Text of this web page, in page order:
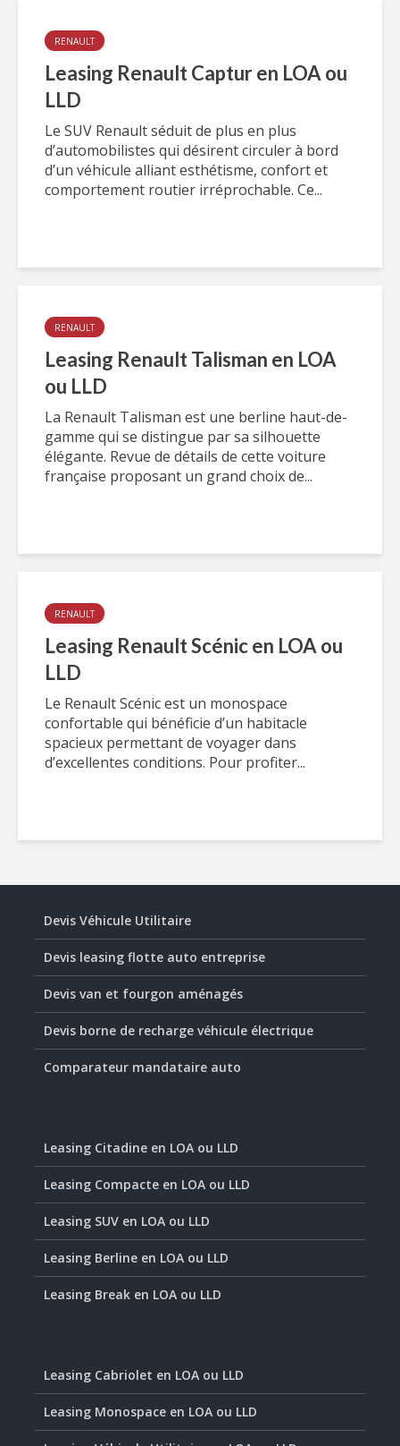
RENAULT
Leasing Renault Captur en LOA ou
LLD
Le SUV Renault séduit de plus en plus
d’automobilistes qui désirent circuler à bord
d’un véhicule alliant esthétisme, confort et
comportement routier irréprochable. Ce...
RENAULT
Leasing Renault Talisman en LOA
ou LLD
La Renault Talisman est une berline haut-de-
gamme qui se distingue par sa silhouette
élégante. Revue de détails de cette voiture
française proposant un grand choix de...
RENAULT
Leasing Renault Scénic en LOA ou
LLD
Le Renault Scénic est un monospace
confortable qui bénéficie d’un habitacle
spacieux permettant de voyager dans
d’excellentes conditions. Pour profiter...
Devis Véhicule Utilitaire
Devis leasing flotte auto entreprise
Devis van et fourgon aménagés
Devis borne de recharge véhicule électrique
Comparateur mandataire auto
Leasing Citadine en LOA ou LLD
Leasing Compacte en LOA ou LLD
Leasing SUV en LOA ou LLD
Leasing Berline en LOA ou LLD
Leasing Break en LOA ou LLD
Leasing Cabriolet en LOA ou LLD
Leasing Monospace en LOA ou LLD